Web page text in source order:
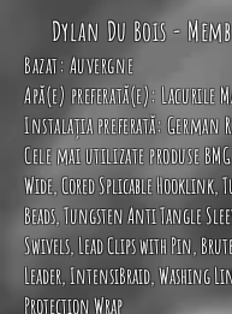
Dylan Du Bois -
Bazat: Auvergne
Apă(e) preferată(e): Lacurile
Instalația preferată: German
Cele mai utilizate produse
Wide, Cored Splicable Hooklink,
Beads,Tungsten Anti Tangle
Swivels,Lead Clips with Pin,
Leader,IntensiBraid,Washing
Protection Wrap